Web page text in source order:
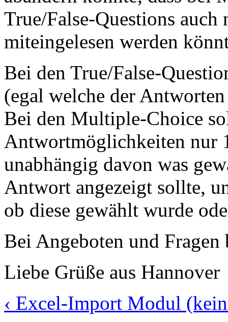
True/False-Questions
miteingelesen werden
Bei den True/False-
(egal welche der
Bei den Multiple-Choice
Antwortmöglichkeiten nur
unabhängig davon was
Antwort angezeigt sollte,
ob diese gewählt wurde
Bei Angeboten und
Liebe Grüße aus Hannover
‹ Excel-Import Modul